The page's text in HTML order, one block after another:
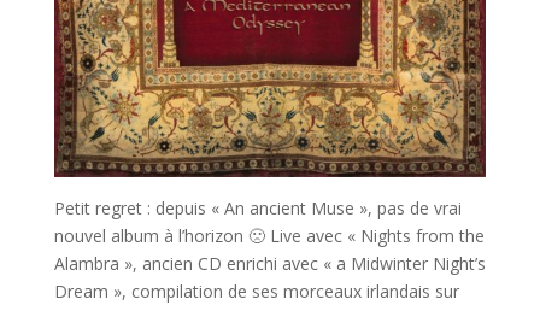
Petit regret : depuis « An ancient Muse », pas de vrai
nouvel album à l’horizon 🙁 Live avec « Nights from the
Alambra », ancien CD enrichi avec « a Midwinter Night’s
Dream », compilation de ses morceaux irlandais sur